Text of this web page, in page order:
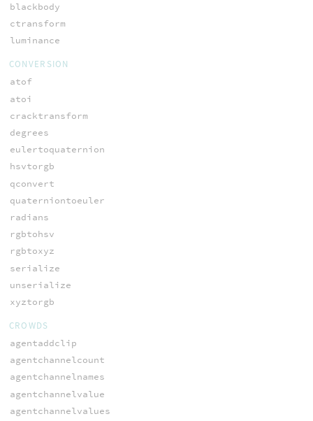
blackbody
ctransform
luminance
CONVERSION
atof
atoi
cracktransform
degrees
eulertoquaternion
hsvtorgb
qconvert
quaterniontoeuler
radians
rgbtohsv
rgbtoxyz
serialize
unserialize
xyztorgb
CROWDS
agentaddclip
agentchannelcount
agentchannelnames
agentchannelvalue
agentchannelvalues